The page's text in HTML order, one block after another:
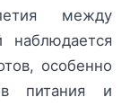
между
наблюдается
особенно
питания и